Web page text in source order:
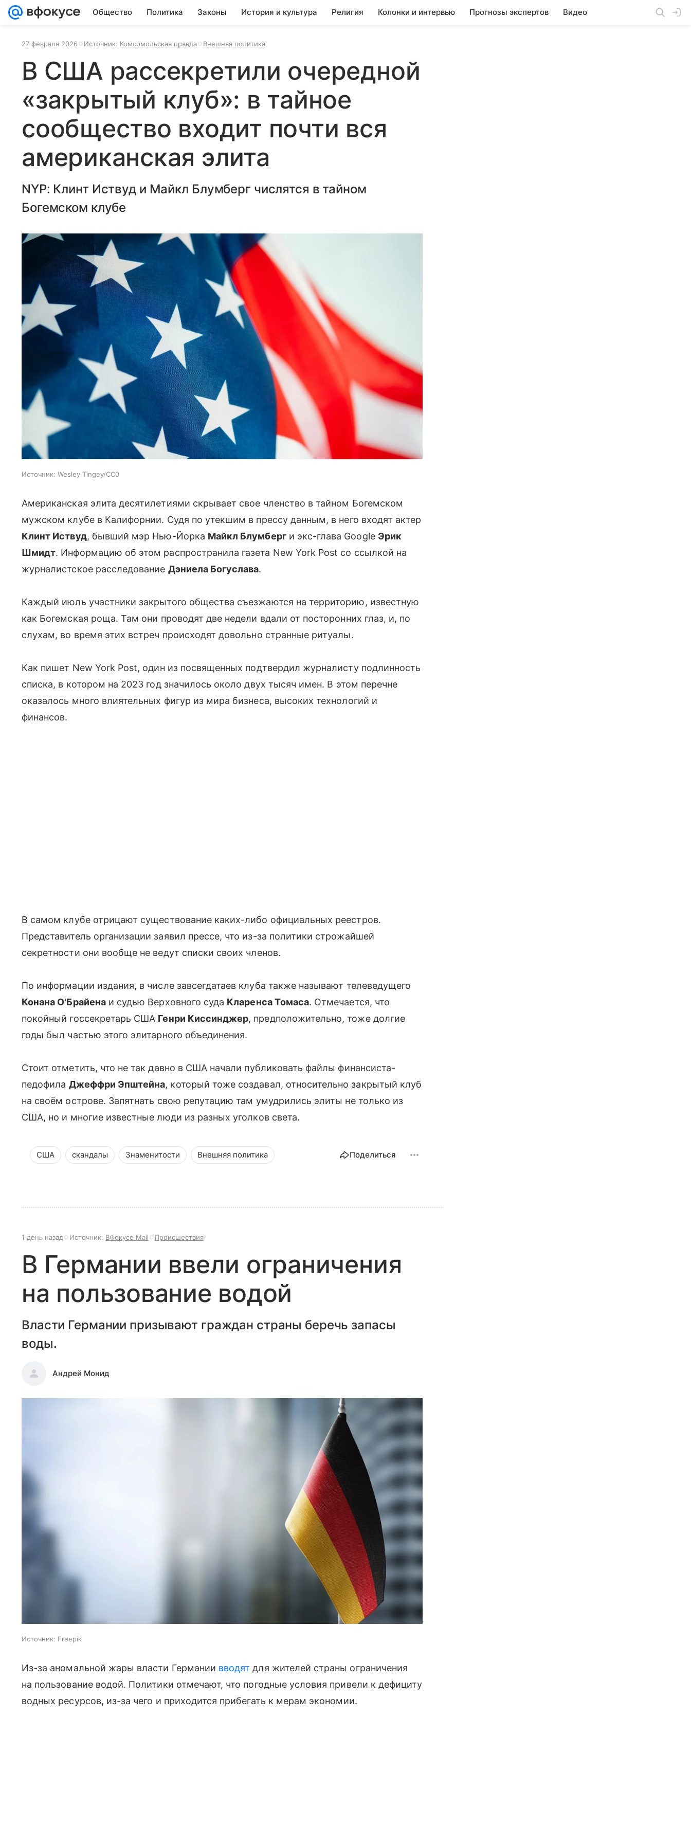
Общество Политика Законы История и культура Религия Колонки и интервью Прогнозы экспертов Видео
27 февраля 2026 Источник: Комсомольская правда Внешняя политика
В США рассекретили очередной
«закрытый клуб»: в тайное
сообщество входит почти вся
американская элита
NYP: Клинт Иствуд и Майкл Блумберг числятся в тайном
Богемском клубе
Источник: Wesley Tingey/CC0
Американская элита десятилетиями скрывает свое членство в тайном Богемском
мужском клубе в Калифорнии. Судя по утекшим в прессу данным, в него входят актер
Клинт Иствуд, бывший мэр Нью-Йорка Майкл Блумберги экс-глава Google Эрик
Шмидт. Информацию об этом распространила газета New York Post со ссылкой на
журналистское расследование Дэниела Богуслава.
Каждый июль участники закрытого общества съезжаются на территорию, известную
как Богемская роща. Там они проводят две недели вдали от посторонних глаз, и, по
слухам, во время этих встреч происходят довольно странные ритуалы.
Как пишет New York Post, один из посвященных подтвердил журналисту подлинность
списка, в котором на 2023 год значилось около двух тысяч имен. В этом перечне
оказалось много влиятельных фигур из мира бизнеса, высоких технологий и
финансов.
В самом клубе отрицают существование каких-либо официальных реестров.
Представитель организации заявил прессе, что из-за политики строжайшей
секретности они вообще не ведут списки своих членов.
По информации издания, в числе завсегдатаев клуба также называют телеведущего
Конана О'Брайенаи судью Верховного суда Кларенса Томаса. Отмечается, что
покойный госсекретарь США Генри Киссинджер, предположительно, тоже долгие
годы был частью этого элитарного объединения.
Стоит отметить, что не так давно в США начали публиковать файлы финансиста-
педофила Джеффри Эпштейна, который тоже создавал, относительно закрытый клуб
на своём острове. Запятнать свою репутацию там умудрились элиты не только из
США, но и многие известные люди из разных уголков света.
США скандалы Знаменитости Внешняя политика Поделиться
1 день назад Источник: ВФокусе Mail Происшествия
В Германии ввели ограничения
на пользование водой
Власти Германии призывают граждан страны беречь запасы
воды.
Андрей Монид
Источник: Freepik
Из-за аномальной жары власти Германии вводят для жителей страны ограничения
на пользование водой. Политики отмечают, что погодные условия привели к дефициту
водных ресурсов, из-за чего и приходится прибегать к мерам экономии.